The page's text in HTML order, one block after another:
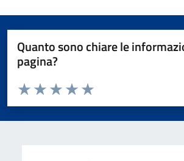
Quanto sono chiare le
pagina?
Valuta da 1 a 5 stelle la pagina
Valuta 5 stelle su 5
Valuta 4 stelle su 5
Valuta 3 stelle su 5
Valuta 2 stelle su 5
Valuta 1 stelle su 5